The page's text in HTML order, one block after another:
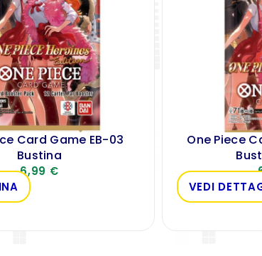
Card Game EB-03
Bustina
6,99 €
One Piece
VEDI